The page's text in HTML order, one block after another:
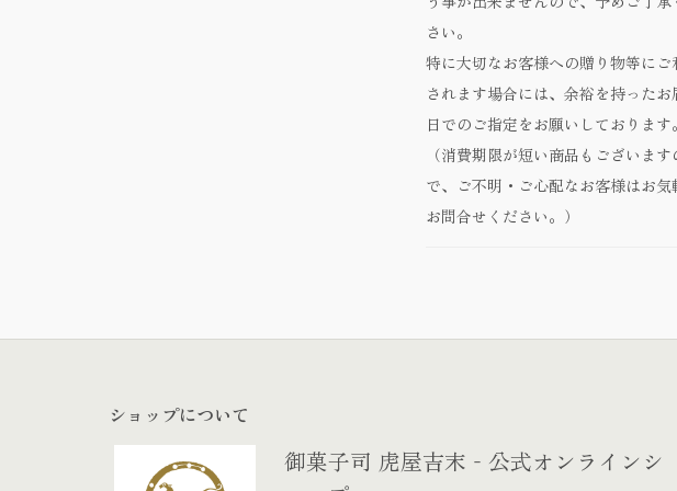
さい。
特に大切なお客様への贈り物等にご
されます場合には、余裕を持ったお
日でのご指定をお願いしております。
（消費期限が短い商品もございます
で、ご不明・ご心配なお客様はお気
お問合せください。）
ショップについて
御菓子司 虎屋吉末‐公式オンラインシ